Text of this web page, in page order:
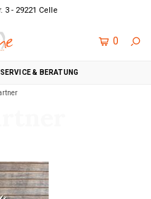
3 - 29221 Celle
0
& BERATUNG